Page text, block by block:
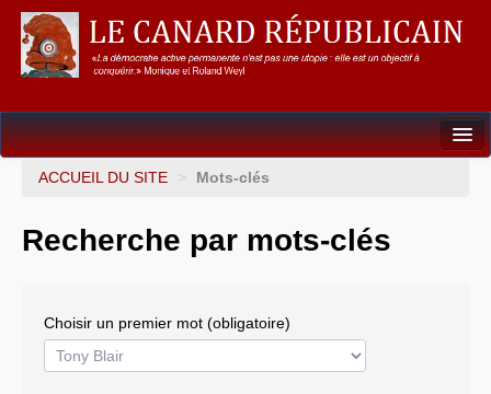
Dossiers
Gouvernance mondiale & mondialisation
ACCUEIL DU SITE > Mots-clés
Recherche par mots-clés
Choisir un premier mot (obligatoire)